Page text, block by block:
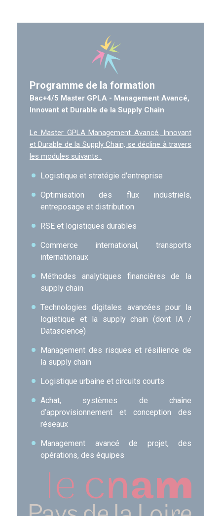
Programme de la formation
Bac+4/5 Master GPLA - Management Avancé,
Innovant et Durable de la Supply Chain
Programme
Le Master GPLA Management Avancé, Innovant
et Durable de la Supply Chain, se décline à travers
les modules suivants :
Logistique et stratégie d'entreprise
Optimisation des flux industriels,
entreposage et distribution
RSE et logistiques durables
Commerce international, transports
internationaux
Méthodes analytiques financières de la
supply chain
Technologies digitales avancées pour la
logistique et la supply chain (dont IA /
Datascience)
Management des risques et résilience de
la supply chain
Logistique urbaine et circuits courts
Achat, systèmes de chaîne
d’approvisionnement et conception des
réseaux
Management avancé de projet, des
opérations, des équipes